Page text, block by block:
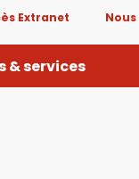
Extranet
& services